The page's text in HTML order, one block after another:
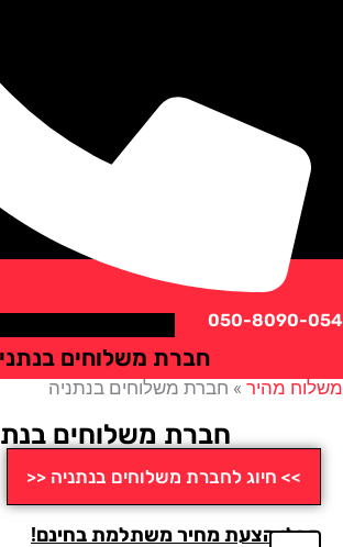
050-
חברת משלוחים בנתניה
מהיר »חברת משלוחים בנתניה
חברת משלוחים בנתניה
>> חיוג לחברת משלוחים בנתניה <<
הצעת מחיר משתלמת בחינם!